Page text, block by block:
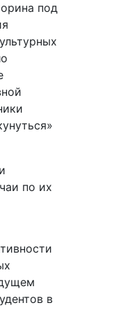
под
по их
в